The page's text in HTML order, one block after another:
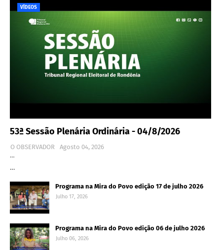
VÍDEOS
53ª Sessão Plenária Ordinária - 04/8/2026
O OBSERVADOR
Agosto 04, 2026
…
…
Programa na Mira do Povo edição 17 de julho 2026
Julho 17, 2026
Programa na Mira do Povo edição 06 de julho 2026
Julho 06, 2026